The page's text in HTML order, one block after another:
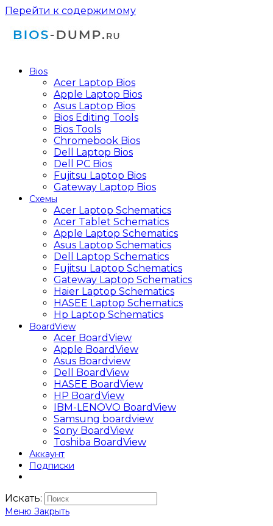
Перейти к содержимому
Bios
Acer Laptop Bios
Apple Laptop Bios
Asus Laptop Bios
Bios Editing Tools
Bios Tools
Chromebook Bios
Dell Laptop Bios
Dell PC Bios
Fujitsu Laptop Bios
Gateway Laptop Bios
Схемы
Acer Laptop Schematics
Acer Tablet Schematics
Apple Laptop Schematics
Asus Laptop Schematics
Dell Laptop Schematics
Fujitsu Laptop Schematics
Gateway Laptop Schematics
Haier Laptop Schematics
HASEE Laptop Schematics
Hp Laptop Schematics
BoardView
Acer BoardView
Apple BoardView
Asus Boardview
Dell BoardView
HASEE BoardView
HP BoardView
IBM-LENOVO BoardView
Samsung boardview
Sony BoardView
Toshiba BoardView
Аккаунт
Подписки
Искать:
Меню Закрыть